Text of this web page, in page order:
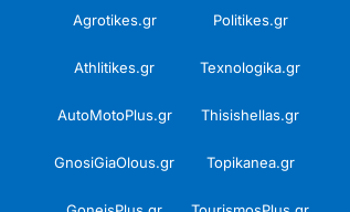
Agrotikes.gr Politikes.gr
Athlitikes.gr Texnologika.gr
AutoMotoPlus.gr Thisishellas.gr
GnosiGiaOlous.gr Topikanea.gr